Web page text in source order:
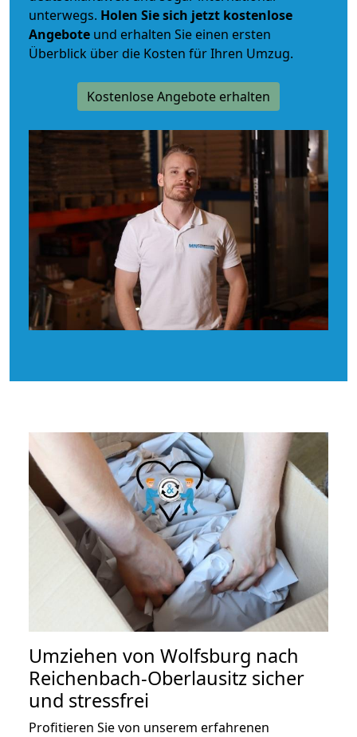
unterwegs. Holen Sie sich jetzt kostenlose
Angebote und erhalten Sie einen ersten
Überblick über die Kosten für Ihren Umzug.
Kostenlose Angebote erhalten
Umziehen von Wolfsburg nach
Reichenbach-Oberlausitz sicher
und stressfrei
Profitieren Sie von unserem erfahrenen